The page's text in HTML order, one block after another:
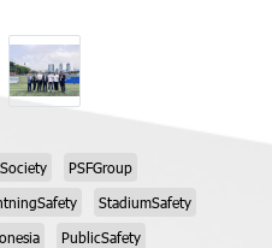
PSFGroup
StadiumSafety
PublicSafety